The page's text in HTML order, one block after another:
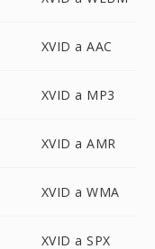
XVID a AAC
XVID a MP3
XVID a AMR
XVID a WMA
XVID a SPX